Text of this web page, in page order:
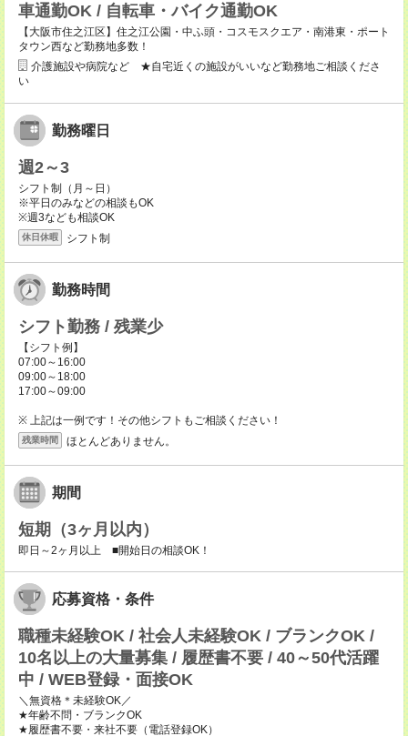
車通勤OK / 自転車・バイク通勤OK
【大阪市住之江区】住之江公園・中ふ頭・コスモスクエア・南港東・ポート
タウン西など勤務地多数！
介護施設や病院など ★自宅近くの施設がいいなど勤務地ご相談くださ
い
勤務曜日
週2～3
シフト制（月～日）
※平日のみなどの相談もOK
※週3なども相談OK
休日休暇 シフト制
勤務時間
シフト勤務 / 残業少
【シフト例】
07:00～16:00
09:00～18:00
17:00～09:00
※ 上記は一例です！その他シフトもご相談ください！
残業時間 ほとんどありません。
期間
短期（3ヶ月以内）
即日～2ヶ月以上 ■開始日の相談OK！
応募資格・条件
職種未経験OK / 社会人未経験OK / ブランクOK /
10名以上の大量募集 / 履歴書不要 / 40～50代活躍
中 / WEB登録・面接OK
＼無資格＊未経験OK／
★年齢不問・ブランクOK
★履歴書不要・来社不要（電話登録OK）